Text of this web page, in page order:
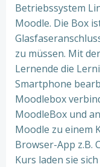
Betriebssystem
Moodle. Die Box
zu müssen. Mit
Lernende die
Smartphone
Moodlebox
MoodleBox und
Moodle zu einem
Browser-App z.B.
Kurs laden sie